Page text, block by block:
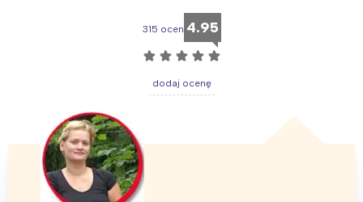
315 ocen 4.95
☆ ☆ ☆ ☆ ☆
dodaj ocenę